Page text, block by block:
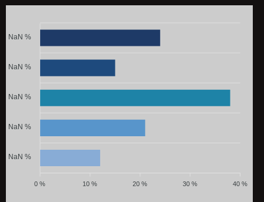
NaN %
NaN %
NaN %
NaN %
NaN %
40 %
30 %
20 %
10 %
0 %